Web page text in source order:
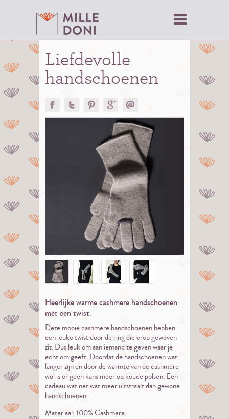
Liefdevolle
handschoenen
Heerlijke warme cashmere handschoenen
met een twist.
Deze mooie cashmere handschoenen hebben
een leuke twist door de ring die erop gewoven
zit. Dus leuk om aan iemand te geven waar je
echt om geeft. Doordat de handschoenen wat
langer zijn en door de warmte van de cashmere
wol is er geen kans meer op koude polsen. Een
cadeau wat net wat meer uitstraalt dan gewone
handschoenen.
Materiaal: 100% Cashmere.